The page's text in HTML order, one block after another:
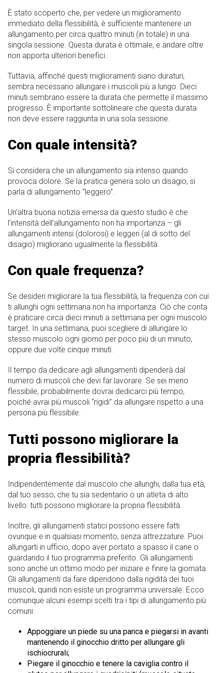
È stato scoperto che, per vedere un miglioramento
immediato della flessibilità, è sufficiente mantenere un
allungamento per circa quattro minuti (in totale) in una
singola sessione. Questa durata è ottimale, e andare oltre
non apporta ulteriori benefici.
Tuttavia, affinché questi miglioramenti siano duraturi,
sembra necessario allungare i muscoli più a lungo. Dieci
minuti sembrano essere la durata che permette il massimo
progresso. È importante sottolineare che questa durata
non deve essere raggiunta in una sola sessione.
Con quale intensità?
Si considera che un allungamento sia intenso quando
provoca dolore. Se la pratica genera solo un disagio, si
parla di allungamento “leggero”.
Un’altra buona notizia emersa da questo studio è che
l’intensità dell’allungamento non ha importanza – gli
allungamenti intensi (dolorosi) e leggeri (al di sotto del
disagio) migliorano ugualmente la flessibilità.
Con quale frequenza?
Se desideri migliorare la tua flessibilità, la frequenza con cui
ti allunghi ogni settimana non ha importanza. Ciò che conta
è praticare circa dieci minuti a settimana per ogni muscolo
target. In una settimana, puoi scegliere di allungare lo
stesso muscolo ogni giorno per poco più di un minuto,
oppure due volte cinque minuti.
Il tempo da dedicare agli allungamenti dipenderà dal
numero di muscoli che devi far lavorare. Se sei meno
flessibile, probabilmente dovrai dedicarci più tempo,
poiché avrai più muscoli “rigidi” da allungare rispetto a una
persona più flessibile.
Tutti possono migliorare la
propria flessibilità?
Indipendentemente dal muscolo che allunghi, dalla tua età,
dal tuo sesso, che tu sia sedentario o un atleta di alto
livello: tutti possono migliorare la propria flessibilità.
Inoltre, gli allungamenti statici possono essere fatti
ovunque e in qualsiasi momento, senza attrezzature. Puoi
allungarti in ufficio, dopo aver portato a spasso il cane o
guardando il tuo programma preferito. Gli allungamenti
sono anche un ottimo modo per iniziare e finire la giornata.
Gli allungamenti da fare dipendono dalla rigidità dei tuoi
muscoli, quindi non esiste un programma universale. Ecco
comunque alcuni esempi scelti tra i tipi di allungamento più
comuni:
Appoggiare un piede su una panca e piegarsi in avanti
mantenendo il ginocchio dritto per allungare gli
ischiocrurali;
Piegare il ginocchio e tenere la caviglia contro il